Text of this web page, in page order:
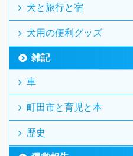
犬と旅行と宿
犬用の便利グッズ
雑記
車
町田市と育児と本
歴史